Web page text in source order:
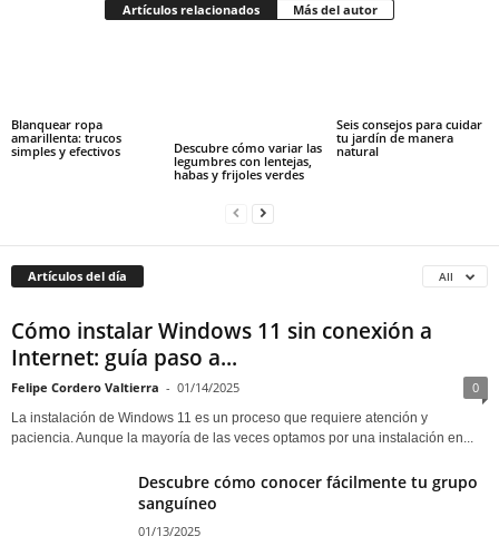
Artículos relacionados Más del autor
Blanquear ropa
amarillenta: trucos
simples y efectivos
Descubre cómo variar las
legumbres con lentejas,
habas y frijoles verdes
Seis consejos para cuidar
tu jardín de manera
natural
Artículos del día All
Cómo instalar Windows 11 sin conexión a
Internet: guía paso a...
Felipe Cordero Valtierra - 01/14/2025 0
La instalación de Windows 11 es un proceso que requiere atención y
paciencia. Aunque la mayoría de las veces optamos por una instalación en...
Descubre cómo conocer fácilmente tu grupo
sanguíneo
01/13/2025